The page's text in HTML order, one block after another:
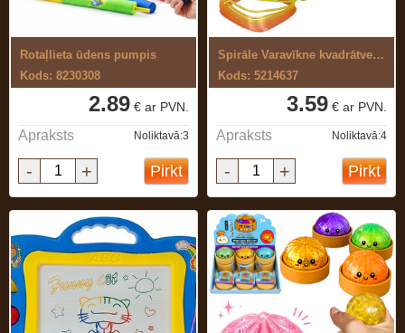
Rotaļlieta ūdens pumpis
Kods: 8230308
2.89 € ar PVN.
Apraksts Noliktavā:3
- + Pirkt
Spirāle Varavīkne kvadrātveida
Kods: 5214637
3.59 € ar PVN.
Apraksts Noliktavā:4
- + Pirkt